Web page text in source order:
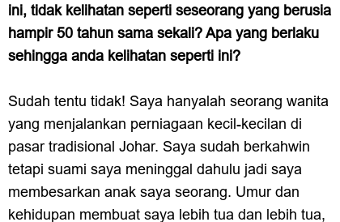
ini, tidak kelihatan seperti seseorang yang berusia
hampir 50 tahun sama sekali? Apa yang berlaku
sehingga anda kelihatan seperti ini?
Sudah tentu tidak! Saya hanyalah seorang wanita
yang menjalankan perniagaan kecil-kecilan di
pasar tradisional Johar. Saya sudah berkahwin
tetapi suami saya meninggal dahulu jadi saya
membesarkan anak saya seorang. Umur dan
kehidupan membuat saya lebih tua dan lebih tua,